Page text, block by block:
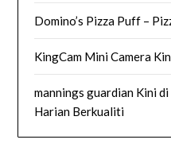
Domino’s Pizza Puff –
KingCam Mini Camera
mannings guardian Kini
Harian Berkualiti